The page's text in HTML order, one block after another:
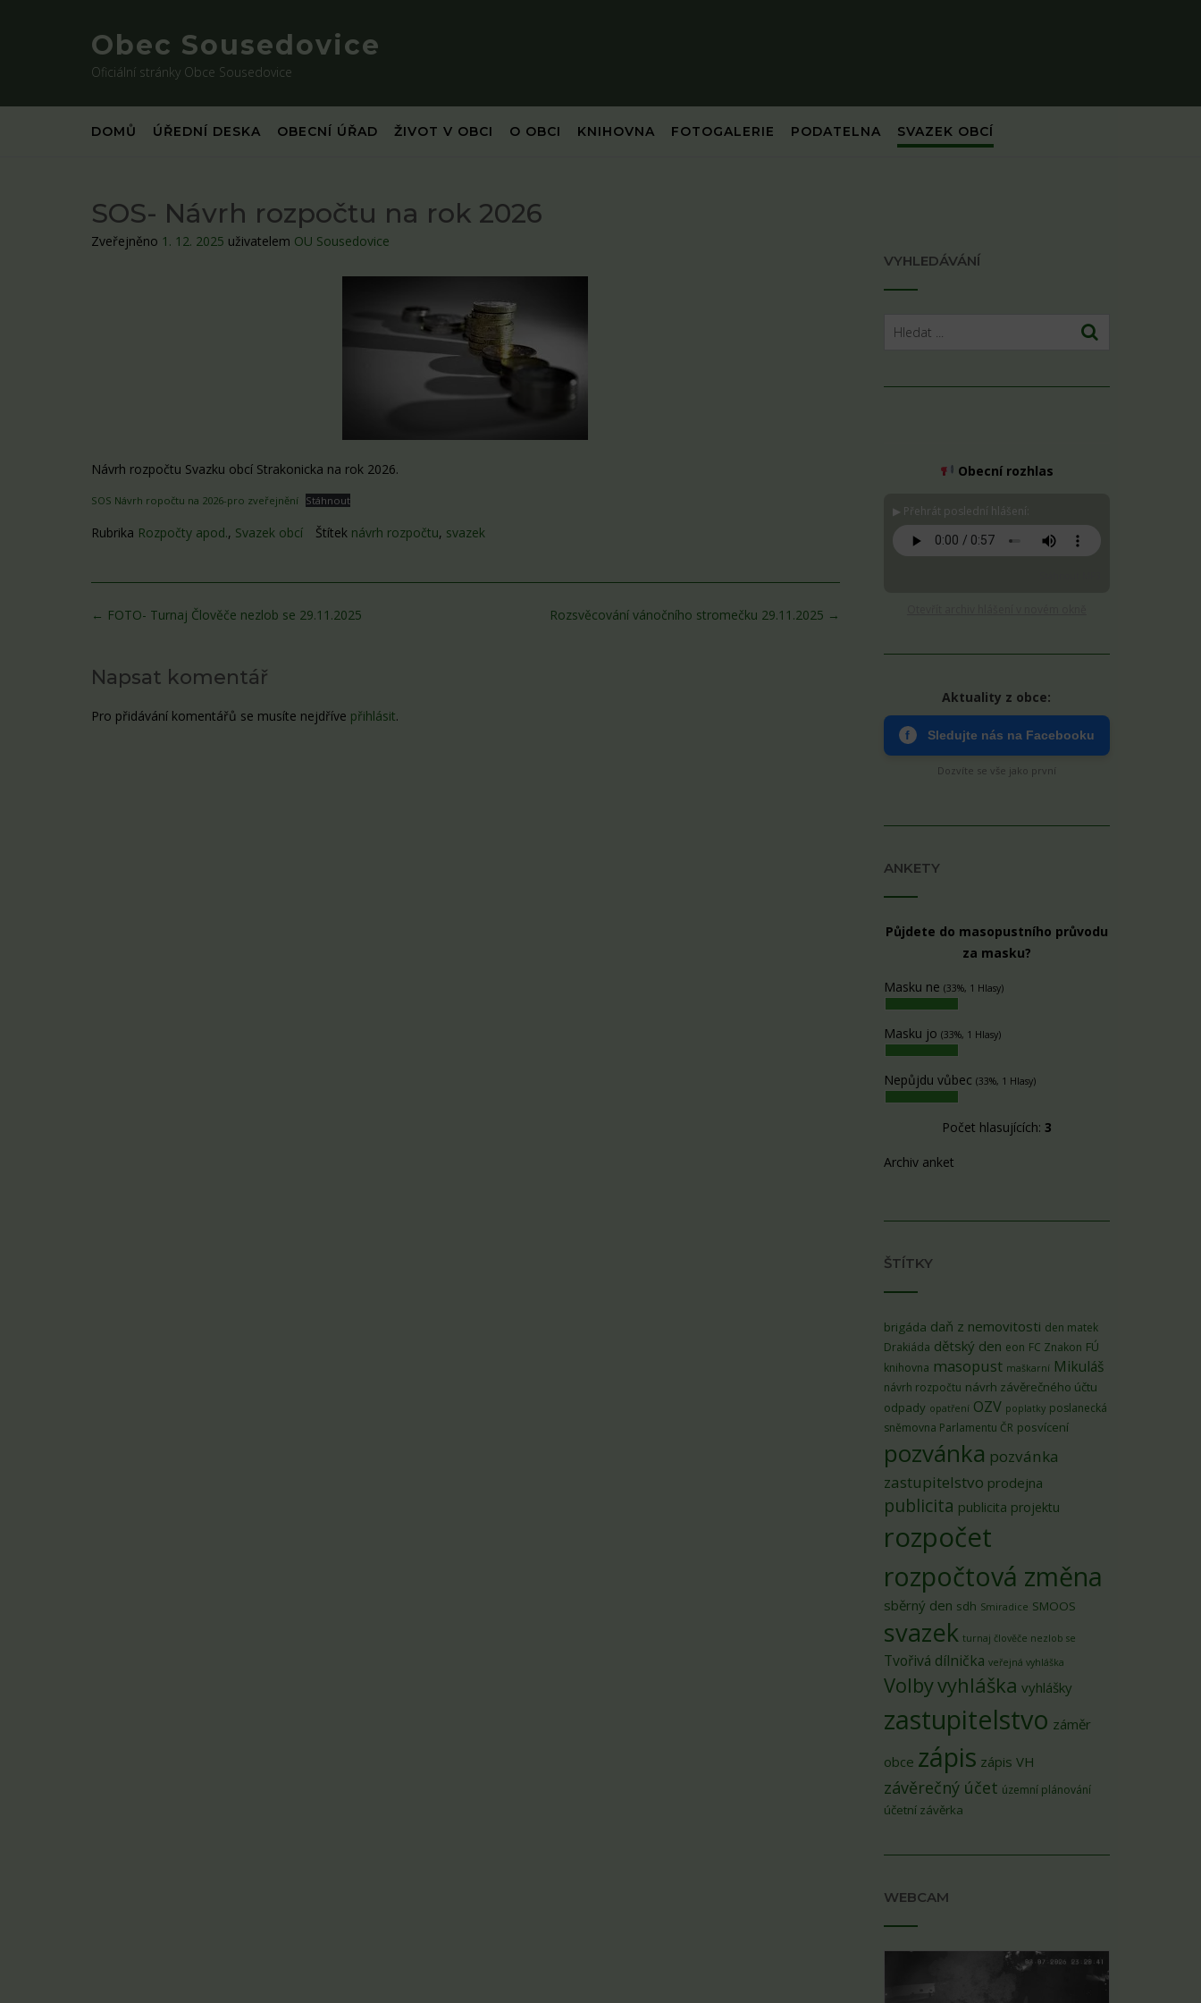
Obec Sousedovice
Oficiální stránky Obce Sousedovice
DOMŮ ÚŘEDNÍ DESKA OBECNÍ ÚŘAD ŽIVOT V OBCI O OBCI KNIHOVNA FOTOGALERIE PODATELNA SVAZEK OBCÍ
SOS- Návrh rozpočtu na rok 2026
Zveřejněno 1. 12. 2025 uživatelem OU Sousedovice
Návrh rozpočtu Svazku obcí Strakonicka na rok 2026.
SOS Návrh ropočtu na 2026-pro zveřejnění Stáhnout
Rubrika Rozpočty apod., Svazek obcí Štítek návrh rozpočtu, svazek
Post
Rozsvěcování vánočního stromečku 29.11.2025 →
← FOTO- Turnaj Člověče nezlob se 29.11.2025
Napsat komentář
Pro přidávání komentářů se musíte nejdříve přihlásit.
VYHLEDÁVÁNÍ
Obecní rozhlas
▶ Přehrát poslední hlášení:
Aktuality z obce:
f Sledujte nás na Facebooku
Dozvíte se vše jako první
ANKETY
Půjdete do masopustního průvodu
za masku?
Masku ne (33%, 1 Hlasy)
Masku jo (33%, 1 Hlasy)
Nepůjdu vůbec (33%, 1 Hlasy)
Počet hlasujících: 3
Archiv anket
ŠTÍTKY
brigáda daň z nemovitosti den matek
Drakiáda dětský den eon FC Znakon FÚ
knihovna masopust maškarní Mikuláš
návrh rozpočtu návrh závěrečného účtu
odpady opatření OZV poplatky poslanecká
sněmovna Parlamentu ČR posvícení
pozvánka pozvánka
zastupitelstvo prodejna
publicita publicita projektu
rozpočet
rozpočtová změna
sběrný den sdh Smiradice SMOOS
svazek turnaj člověče nezlob se
Tvořivá dílnička veřejná vyhláška
Volbyvyhláška vyhlášky
zastupitelstvo záměr
obce zápis zápis VH
závěrečný účet územní plánování
účetní závěrka
WEBCAM